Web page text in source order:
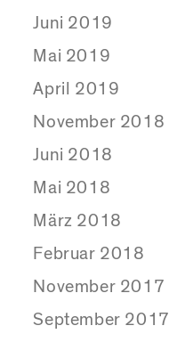
Juni 2019
Mai 2019
April 2019
November 2018
Juni 2018
Mai 2018
März 2018
Februar 2018
November 2017
September 2017